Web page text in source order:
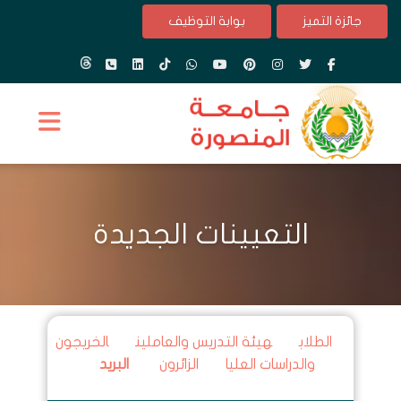
جائزة التميز بوابة التوظيف
التعيينات الجديدة
الطلاب هيئة التدريس والعاملين
الخريجون
والدراسات العليا
الزائرون البريد